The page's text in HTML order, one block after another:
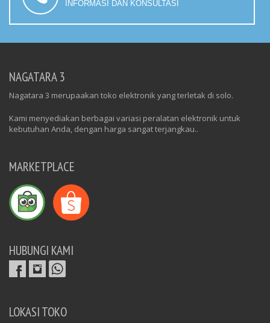
INFORMASI DAN KONSULTASI
NAGATARA 3
Nagatara 3 merupaakan toko elektronik yang terletak di solo.
Kami menyediakan berbagai variasi peralatan elektronik untuk
kebutuhan Anda, dengan harga sangat terjangkau..
MARKETPLACE
HUBUNGI KAMI
LOKASI TOKO